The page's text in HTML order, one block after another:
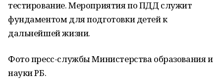
тестирование. Мероприятия по ПДД служит
фундаментом для подготовки детей к
дальнейшей жизни.
Фото пресс-службы Министерства образования и
науки РБ.